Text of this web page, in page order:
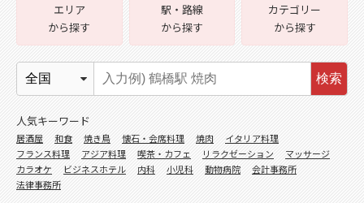
エリア
から探す
駅・路線
から探す
カテゴリー
から探す
検索
人気キーワード
居酒屋 和食 焼き鳥 懐石・会席料理 焼肉
イタリア料理
フランス料理
アジア料理 喫茶・カフェ リラクゼーション
マッサージ
カラオケ
ビジネスホテル 内科 小児科 動物病院
会計事務所
法律事務所